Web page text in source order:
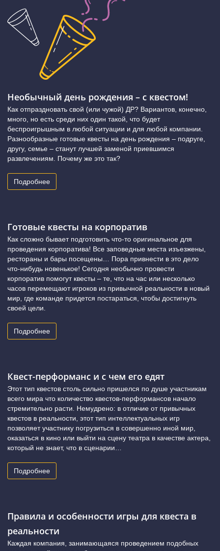
Необычный день рождения – с квестом!
Как отпраздновать свой (или чужой) ДР? Вариантов, конечно,
много, но есть среди них один такой, что будет
беспроигрышным в любой ситуации и для любой компании.
Разнообразные готовые квесты на день рождения – подруге,
другу, семье – станут лучшей заменой приевшимся
развлечениям. Почему же это так?
Подробнее
Готовые квесты на корпоратив
Как сложно бывает подготовить что-то оригинальное для
проведения корпоратива! Все заповедные места изъезжены,
рестораны и бары посещены… Пора привнести в это дело
что-нибудь новенькое! Сегодня необычно провести
корпоратив помогут квесты – те, что на час или несколько
часов перемещают игроков из привычной реальности в новый
мир, где команде придется постараться, чтобы достигнуть
своей цели.
Подробнее
Квест-перформанс и с чем его едят
Этот тип квестов столь сильно пришелся по душе участникам
всего мира что количество квестов-перформансов начало
стремительно расти. Немудрено: в отличие от привычных
квестов в реальности, этот тип интеллектуальных игр
позволяет участнику погрузиться в совершенно иной мир,
оказаться в кино или выйти на сцену театра в качестве актера,
который не знает, что в сценарии…
Подробнее
Правила и особенности игры для квеста в
реальности
Каждая компания, занимающаяся проведением подобных